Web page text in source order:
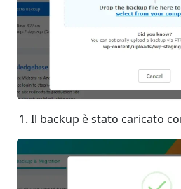
Il backup è stato caricato